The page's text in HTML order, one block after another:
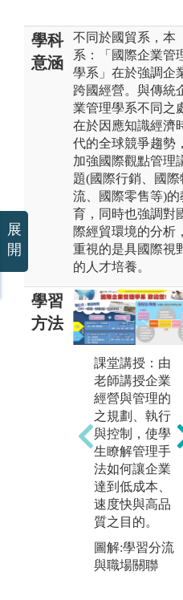
學科
意涵
不同於國貿系，本
系：「國際企業管
學系」在於強調企
跨國經營。與傳統
業管理學系不同之
在於因應知識經濟
代的全球競爭趨勢，
加強國際觀點管理
題(國際行銷、國際
流、國際零售等)的
育，同時也強調對
際經貿環境的分析，
重視的是具國際視
的人才培養。
學習
方法
課堂講授：由
老師講授企業
經營與管理的
之規劃、執行
與控制，使學
生瞭解管理手
法如何讓企業
達到低成本、
速度快與高品
質之目的。
圖解:學習分流
與職場關聯
展
開